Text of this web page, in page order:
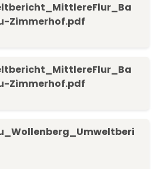
Zimmerhof.pdf
Zimmerhof.pdf